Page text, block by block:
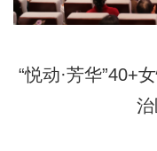
“悦动·芳华”40+